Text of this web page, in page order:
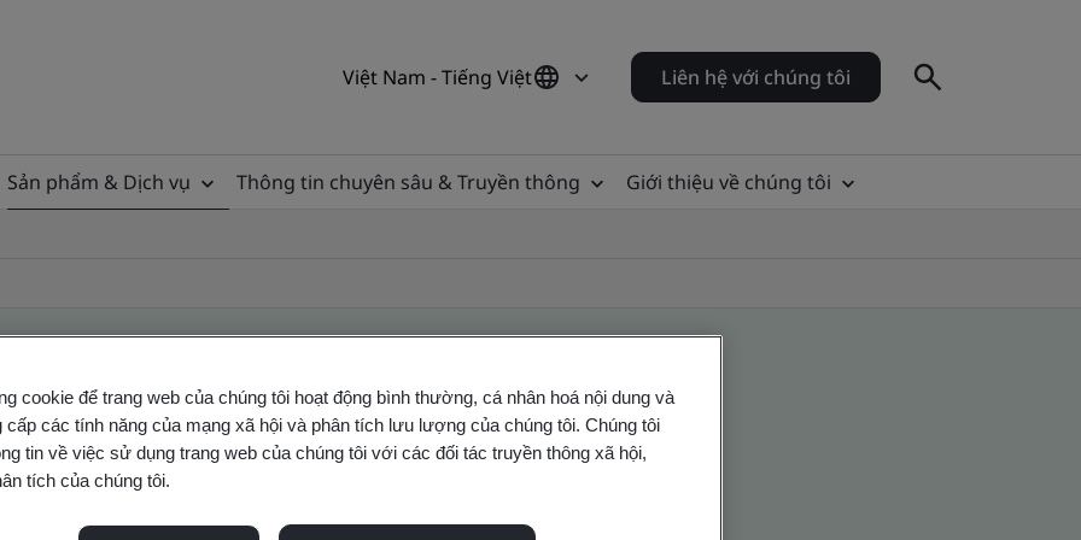
Việt Nam - Tiếng Việt Liên hệ với chúng tôi
Sản phẩm & Dịch vụ Thông tin chuyên sâu & Truyền thông Giới thiệu về chúng tôi
- Validation and Verification
cookie để trang web của chúng tôi hoạt động bình thường, cá nhân hoá nội dung và
cấp các tính năng của mạng xã hội và phân tích lưu lượng của chúng tôi. Chúng tôi
tin về việc sử dụng trang web của chúng tôi với các đối tác truyền thông xã hội,
tích của chúng tôi.